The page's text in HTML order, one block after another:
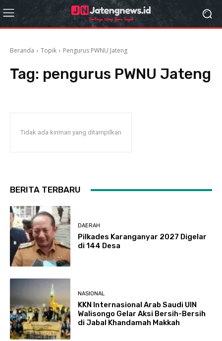
Beranda Topik Pengurus PWNU Jateng
Tag: pengurus PWNU Jateng
Tidak ada kiriman yang ditampilkan
BERITA TERBARU
DAERAH
Pilkades Karanganyar 2027 Digelar
di 144 Desa
NASIONAL
KKN Internasional Arab Saudi UIN
Walisongo Gelar Aksi Bersih-Bersih
di Jabal Khandamah Makkah